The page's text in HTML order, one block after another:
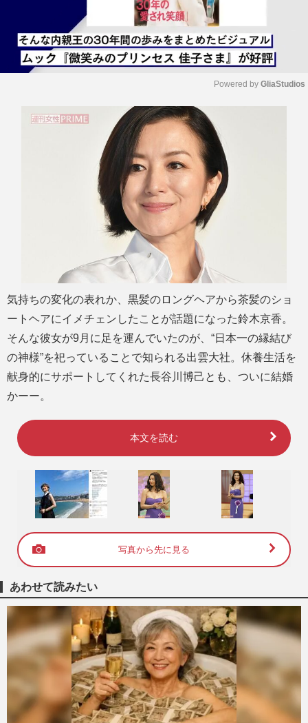
Powered by GliaStudios
気持ちの変化の表れか、黒髪のロングヘアから茶髪のショ
ートヘアにイメチェンしたことが話題になった鈴木京香。
そんな彼女が9月に足を運んでいたのが、“日本一の縁結び
の神様”を祀っていることで知られる出雲大社。休養生活を
献身的にサポートしてくれた長谷川博己とも、ついに結婚
かーー。
本文を読む
写真から先に見る
あわせて読みたい